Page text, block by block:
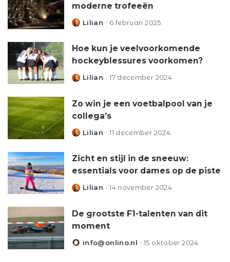
moderne trofeeën
Lilian 6 februari 2025
Hoe kun je veelvoorkomende
hockeyblessures voorkomen?
Lilian 17 december 2024
Zo win je een voetbalpool van je
collega’s
Lilian 11 december 2024
Zicht en stijl in de sneeuw:
essentials voor dames op de piste
Lilian 14 november 2024
De grootste F1-talenten van dit
moment
info@onlino.nl 15 oktober 2024